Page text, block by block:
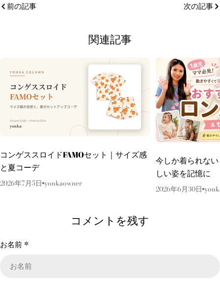
前の記事 次の記事
関連記事
コンゲススロイドFAMOセット｜サイズ感
と夏コーデ
2026年7月5日 yonkaowner
今しか着られな
しい姿を記憶に
2026年6月30日
コメントを残す
お名前 *